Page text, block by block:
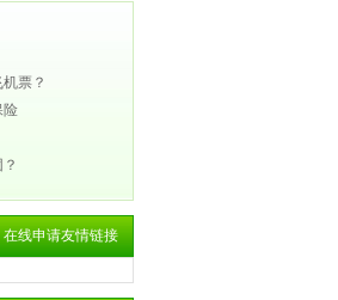
票？
险
在线申请友情链接